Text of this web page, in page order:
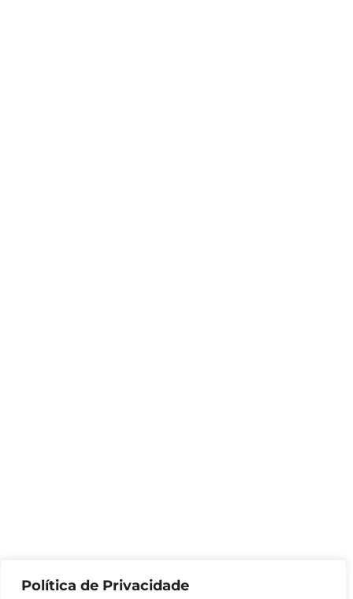
Política de Privacidade